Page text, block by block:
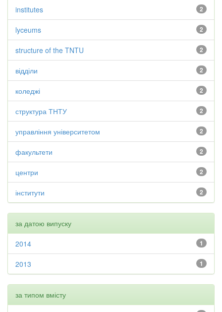
2
institutes
2
lyceums
2
structure of the TNTU
2
відділи
2
коледжі
2
структура ТНТУ
2
управління університетом
2
факультети
2
центри
2
інститути
за датою випуску
1
2014
1
2013
за типом вмісту